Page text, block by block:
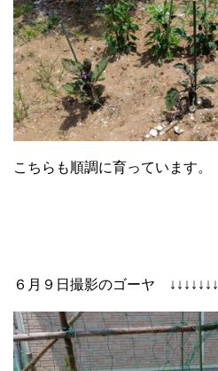
こちらも順調に育っています。
６月９日撮影のゴーヤ ↓↓↓↓↓↓↓